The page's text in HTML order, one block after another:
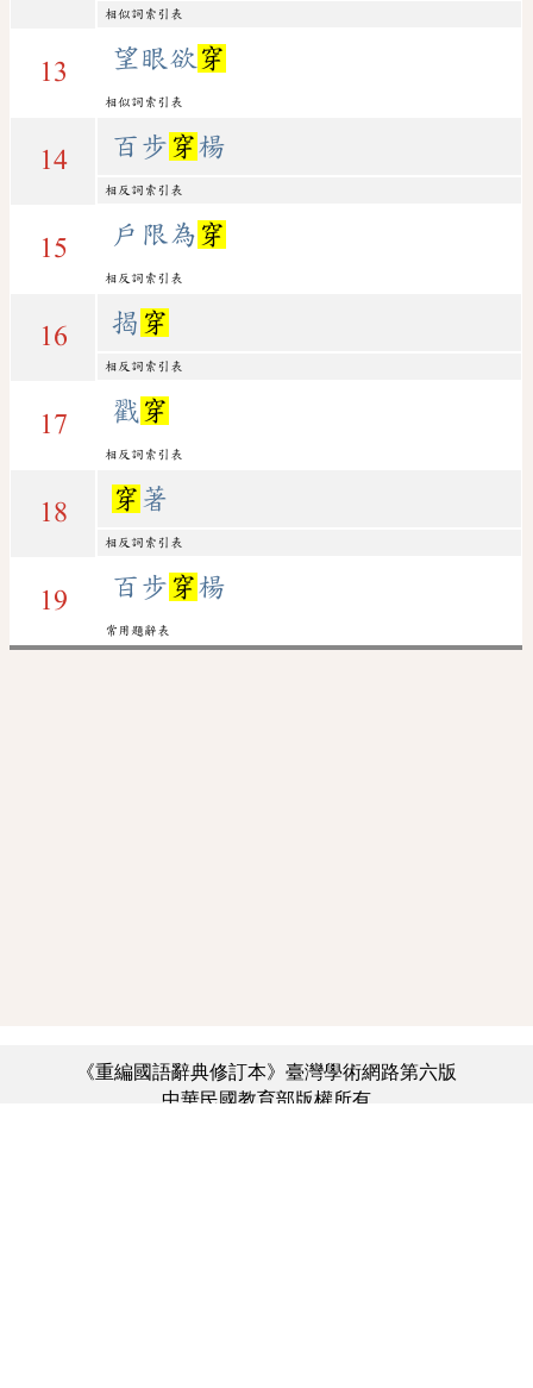
相似詞索引表
13 望眼欲 穿
相似詞索引表
14 百步 穿楊
相反詞索引表
15 戶限為 穿
相反詞索引表
16 揭 穿
相反詞索引表
17 戳 穿
相反詞索引表
18 穿 著
相反詞索引表
19 百步 穿楊
常用題辭表
《重編國語辭典修訂本》臺灣學術網路第六版
中華民國教育部版權所有